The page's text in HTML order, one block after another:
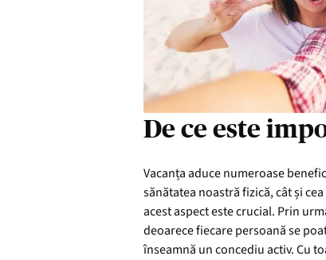
De ce este
Vacanța aduce numeroase
sănătatea noastră fizică, cât și
acest aspect este crucial. Prin
deoarece fiecare persoană se
înseamnă un concediu activ. Cu